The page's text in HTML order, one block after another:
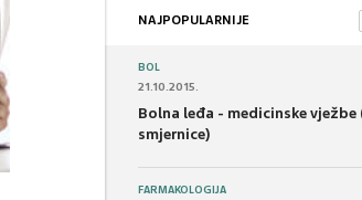
NAJPOPULARNIJE
BOL
21.10.2015.
Bolna leđa - medicinske vježbe
smjernice)
FARMAKOLOGIJA